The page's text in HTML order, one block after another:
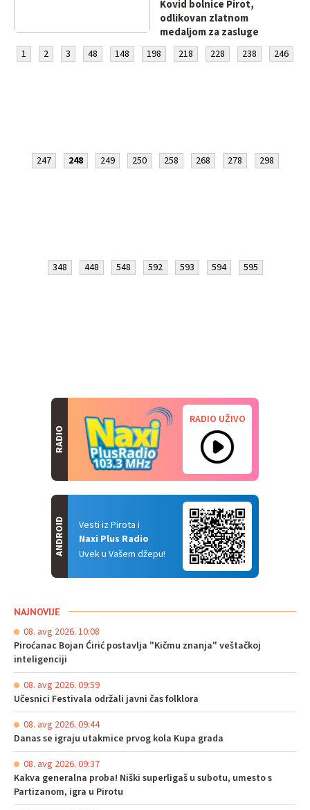
Kovid bolnice Pirot,
odlikovan zlatnom
medaljom za zasluge
1 2 3 48 148 198 218 228 238 246
247 248 249 250 258 268 278 298
348 448 548 592 593 594 595
RADIO
RADIO UŽIVO
Vesti iz Pirota i
Naxi Plus Radio
Uvek u Vašem džepu!
ANDROID
NAJNOVIJE
08. avg 2026. 10:08
Piroćanac Bojan Ćirić postavlja "Kičmu znanja" veštačkoj
inteligenciji
08. avg 2026. 09:59
Učesnici Festivala održali javni čas folklora
08. avg 2026. 09:44
Danas se igraju utakmice prvog kola Kupa grada
08. avg 2026. 09:37
Kakva generalna proba! Niški superligaš u subotu, umesto s
Partizanom, igra u Pirotu